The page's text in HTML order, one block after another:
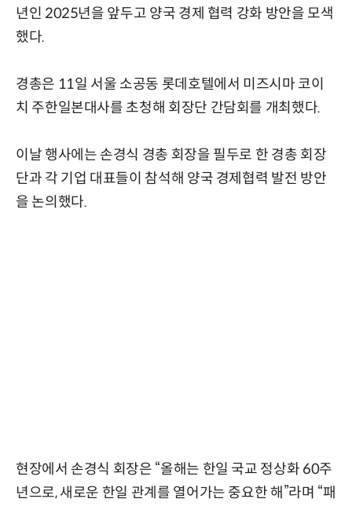
년인 2025년을 앞두고 양국 경제 협력 강화 방안을 모색
했다.
경총은 11일 서울 소공동 롯데호텔에서 미즈시마 코이
치 주한일본대사를 초청해 회장단 간담회를 개최했다.
이날 행사에는 손경식 경총 회장을 필두로 한 경총 회장
단과 각 기업 대표들이 참석해 양국 경제협력 발전 방안
을 논의했다.
현장에서 손경식 회장은 “올해는 한일 국교 정상화 60주
년으로, 새로운 한일 관계를 열어가는 중요한 해”라며 “패